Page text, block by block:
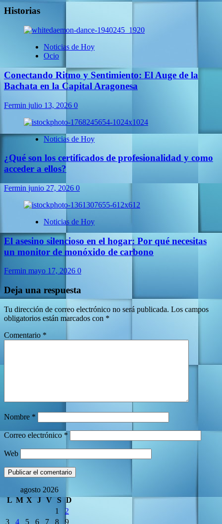
Historias
Noticias de Hoy
Ocio
Conectando Ritmo y Sentimiento: El Auge de la
Bachata en la Capital Aragonesa
Fermin julio 13, 2026 0
Noticias de Hoy
¿Qué son los certificados de profesionalidad y como
acceder a ellos?
Fermin junio 27, 2026 0
Noticias de Hoy
El asesino silencioso en el hogar: Por qué necesitas
un monitor de monóxido de carbono
Fermin mayo 17, 2026 0
Deja una respuesta
Tu dirección de correo electrónico no será publicada. Los campos
obligatorios están marcados con *
Comentario *
Nombre *
Correo electrónico *
Web
agosto 2026
L M X J V S D
1
2
3
4 5 6 7 8 9